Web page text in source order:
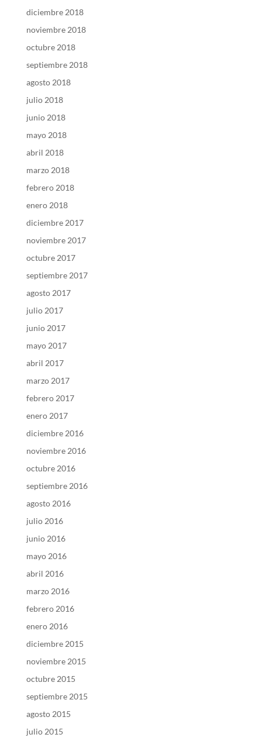
diciembre 2018
noviembre 2018
octubre 2018
septiembre 2018
agosto 2018
julio 2018
junio 2018
mayo 2018
abril 2018
marzo 2018
febrero 2018
enero 2018
diciembre 2017
noviembre 2017
octubre 2017
septiembre 2017
agosto 2017
julio 2017
junio 2017
mayo 2017
abril 2017
marzo 2017
febrero 2017
enero 2017
diciembre 2016
noviembre 2016
octubre 2016
septiembre 2016
agosto 2016
julio 2016
junio 2016
mayo 2016
abril 2016
marzo 2016
febrero 2016
enero 2016
diciembre 2015
noviembre 2015
octubre 2015
septiembre 2015
agosto 2015
julio 2015